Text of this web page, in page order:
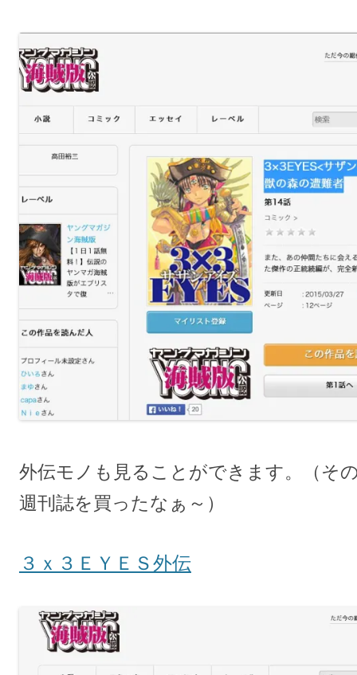
外伝モノも見ることができます。（そ
週刊誌を買ったなぁ～）
３ｘ３ＥＹＥＳ外伝